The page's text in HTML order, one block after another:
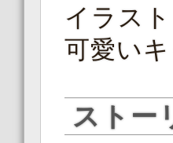
イラス
可愛い
ストー